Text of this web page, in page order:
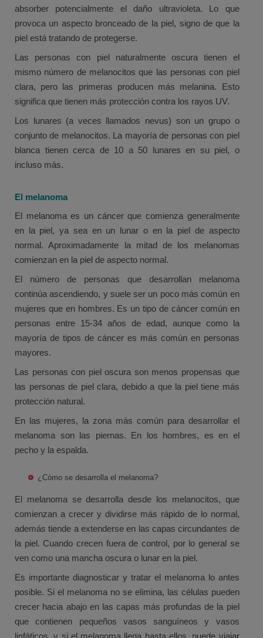
absorber potencialmente el daño ultravioleta. Lo que
provoca un aspecto bronceado de la piel, signo de que la
piel está tratando de protegerse.
Las personas con piel naturalmente oscura tienen el
mismo número de melanocitos que las personas con piel
clara, pero las primeras producen más melanina. Esto
significa que tienen más protección contra los rayos UV.
Los lunares (a veces llamados nevus) son un grupo o
conjunto de melanocitos. La mayoría de personas con piel
blanca tienen cerca de 10 a 50 lunares en su piel, o
incluso más.
El melanoma
El melanoma es un cáncer que comienza generalmente
en la piel, ya sea en un lunar o en la piel de aspecto
normal. Aproximadamente la mitad de los melanomas
comienzan en la piel de aspecto normal.
El número de personas que desarrollan melanoma
continúa ascendiendo, y suele ser un poco más común en
mujeres que en hombres. Es un tipo de cáncer común en
personas entre 15-34 años de edad, aunque como la
mayoría de tipos de cáncer es más común en personas
mayores.
Las personas con piel oscura son menos propensas que
las personas de piel clara, debido a que la piel tiene más
protección natural.
En las mujeres, la zona más común para desarrollar el
melanoma son las piernas. En los hombres, es en el
pecho y la espalda.
¿Cómo se desarrolla el melanoma?
El melanoma se desarrolla desde los melanocitos, que
comienzan a crecer y dividirse más rápido de lo normal,
además tiende a extenderse en las capas circundantes de
la piel. Cuando crecen fuera de control, por lo general se
ven como una mancha oscura o lunar en la piel.
Es importante diagnosticar y tratar el melanoma lo antes
posible. Si el melanoma no se elimina, las células pueden
crecer hacia abajo en las capas más profundas de la piel
que contienen pequeños vasos sanguíneos y vasos
linfáticos, y si el melanoma llega hasta ellos, puede viajar